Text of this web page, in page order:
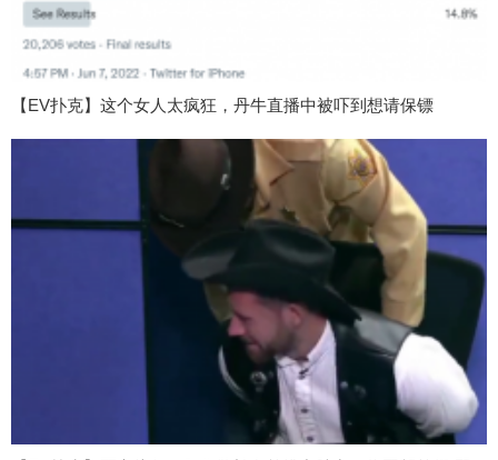
【EV扑克】这个女人太疯狂，丹牛直播中被吓到想请保镖